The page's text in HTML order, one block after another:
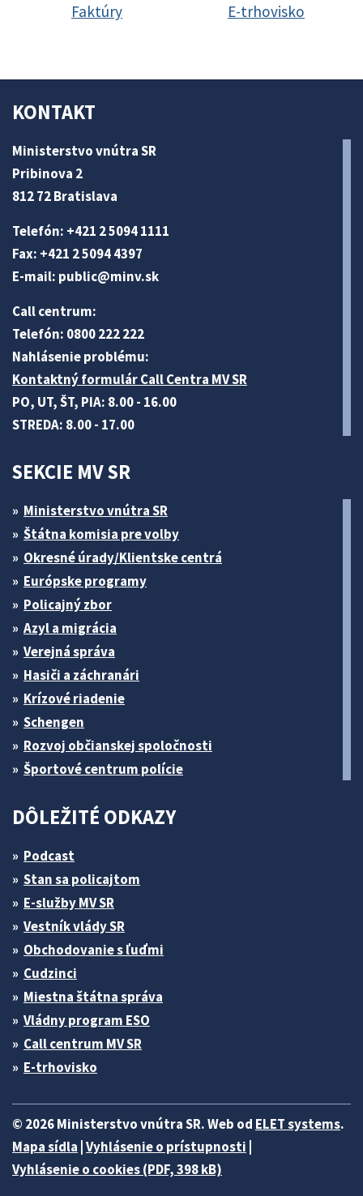
Faktúry E-trhovisko
KONTAKT
Ministerstvo vnútra SR
Pribinova 2
812 72 Bratislava
Telefón: +421 2 5094 1111
Fax: +421 2 5094 4397
E-mail: public@minv.sk
Call centrum:
Telefón: 0800 222 222
Nahlásenie problému:
Kontaktný formulár Call Centra MV SR
PO, UT, ŠT, PIA: 8.00 - 16.00
STREDA: 8.00 - 17.00
SEKCIE MV SR
Ministerstvo vnútra SR
Štátna komisia pre volby
Okresné úrady/Klientske centrá
Európske programy
Policajný zbor
Azyl a migrácia
Verejná správa
Hasiči a záchranári
Krízové riadenie
Schengen
Rozvoj občianskej spoločnosti
Športové centrum polície
DÔLEŽITÉ ODKAZY
Podcast
Stan sa policajtom
E-služby MV SR
Vestník vlády SR
Obchodovanie s ľuďmi
Cudzinci
Miestna štátna správa
Vládny program ESO
Call centrum MV SR
E-trhovisko
© 2026 Ministerstvo vnútra SR. Web od ELET systems.
Mapa sídla Vyhlásenie o prístupnosti
Vyhlásenie o cookies (PDF, 398 kB)